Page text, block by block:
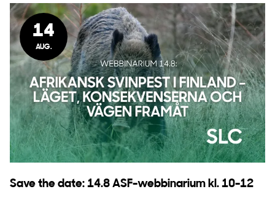
14
AUG.
Save the date: 14.8 ASF-webbinarium kl. 10-12